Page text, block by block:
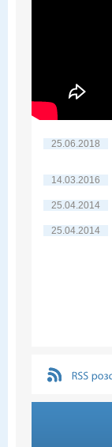
25.06.2018
14.03.2016
25.04.2014
25.04.2014